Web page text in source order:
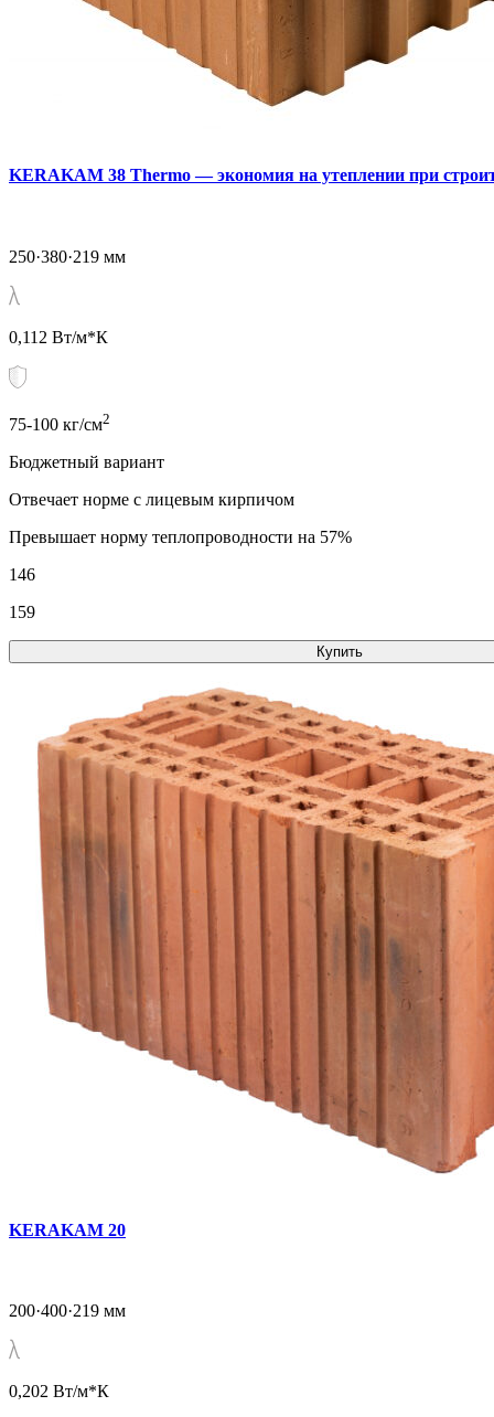
KERAKAM 38 Тhermo — экономия на утеплении при
250·380·219 мм
0,112 Вт/м*К
75-100 кг/см2
Бюджетный вариант
Отвечает норме с лицевым кирпичом
Превышает норму теплопроводности на 57%
146
159
Купить
KERAKAM 20
200·400·219 мм
0,202 Вт/м*К